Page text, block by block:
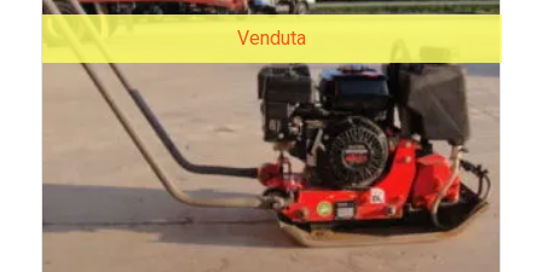
Venduta